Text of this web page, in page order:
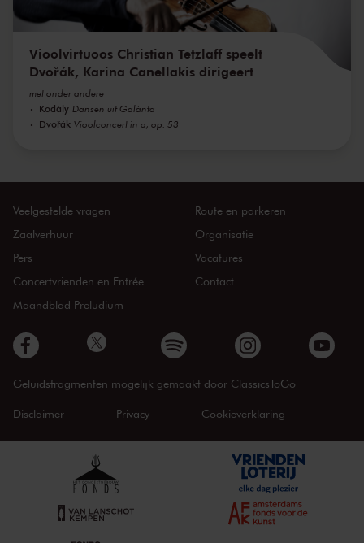
Vioolvirtuoos Christian Tetzlaff speelt
Dvořák, Karina Canellakis dirigeert
met onder andere
Kodály Dansen uit Galánta
Dvořák Vioolconcert in a, op. 53
Veelgestelde vragen
Zaalverhuur
Pers
Concertvrienden en Entrée
Maandblad Preludium
Route en parkeren
Organisatie
Vacatures
Contact
Geluidsfragmenten mogelijk gemaakt door ClassicsToGo
Disclaimer Privacy Cookieverklaring